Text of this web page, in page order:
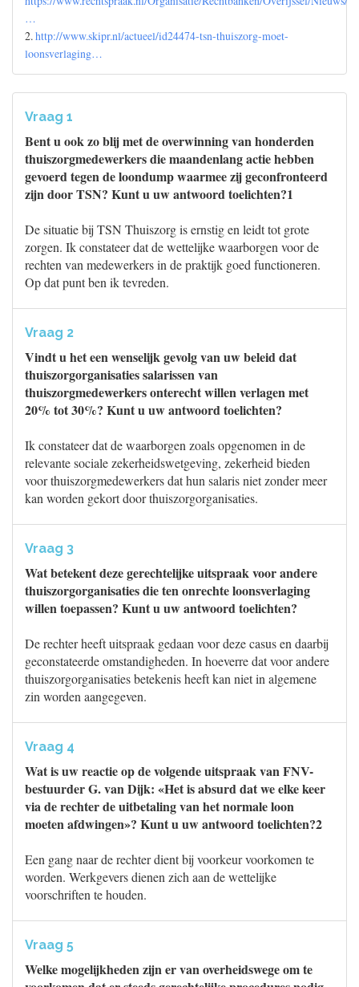
…
2.http://www.skipr.nl/actueel/id24474-tsn-thuiszorg-moet-
loonsverlaging…
Vraag 1
Bent u ook zo blij met de overwinning van honderden
thuiszorgmedewerkers die maandenlang actie hebben
gevoerd tegen de loondump waarmee zij geconfronteerd
zijn door TSN? Kunt u uw antwoord toelichten?1
De situatie bij TSN Thuiszorg is ernstig en leidt tot grote
zorgen. Ik constateer dat de wettelijke waarborgen voor de
rechten van medewerkers in de praktijk goed functioneren.
Op dat punt ben ik tevreden.
Vraag 2
Vindt u het een wenselijk gevolg van uw beleid dat
thuiszorgorganisaties salarissen van
thuiszorgmedewerkers onterecht willen verlagen met
20% tot 30%? Kunt u uw antwoord toelichten?
Ik constateer dat de waarborgen zoals opgenomen in de
relevante sociale zekerheidswetgeving, zekerheid bieden
voor thuiszorgmedewerkers dat hun salaris niet zonder meer
kan worden gekort door thuiszorgorganisaties.
Vraag 3
Wat betekent deze gerechtelijke uitspraak voor andere
thuiszorgorganisaties die ten onrechte loonsverlaging
willen toepassen? Kunt u uw antwoord toelichten?
De rechter heeft uitspraak gedaan voor deze casus en daarbij
geconstateerde omstandigheden. In hoeverre dat voor andere
thuiszorgorganisaties betekenis heeft kan niet in algemene
zin worden aangegeven.
Vraag 4
Wat is uw reactie op de volgende uitspraak van FNV-
bestuurder G. van Dijk: «Het is absurd dat we elke keer
via de rechter de uitbetaling van het normale loon
moeten afdwingen»? Kunt u uw antwoord toelichten?2
Een gang naar de rechter dient bij voorkeur voorkomen te
worden. Werkgevers dienen zich aan de wettelijke
voorschriften te houden.
Vraag 5
Welke mogelijkheden zijn er van overheidswege om te